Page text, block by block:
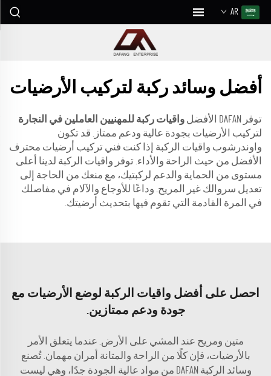
AR
أفضل وسائد ركبة لتركيب الأرضيات
توفر DAFAN الأفضل
واقيات ركبة للمهنيين العاملين في النجارة
لتركيب الأرضيات بجودة عالية ودعم ممتاز. قد تكون
واوندرشوب واقيات الركبة إذا كنت فني تركيب أرضيات محترف
الأفضل من حيث الراحة والأداء. توفر واقيات الركبة لدينا أعلى
مستوى من الحماية والدعم لركبتيك، مع منعك من الحاجة إلى
تعديل سروالك غير المريح. وداعًا للأوجاع والآلام في مفاصلك
في المرة القادمة التي تقوم فيها بتحديث أرضيتك.
احصل على أفضل واقيات الركبة لوضع الأرضيات مع
جودة ودعم ممتازين.
متين ومريح عند المشي على الأرض. عندما يتعلق الأمر
بالأرضيات، فإن كلًا من الراحة والمتانة أمران مهمان. تُصنع
وسائد الركبة DAFAN من مواد عالية الجودة جدًا، وهي ليست